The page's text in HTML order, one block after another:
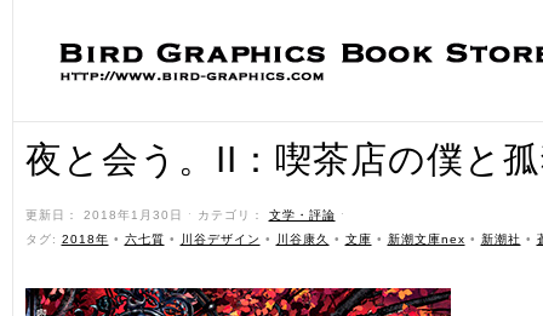
夜と会う。II：喫茶店の僕と
更新日： 2018年1月30日 ˑ カテゴリ： 文学・評論 ˑ
タグ: 2018年 • 六七質 • 川谷デザイン • 川谷康久 • 文庫 • 新潮文庫nex • 新潮社 •